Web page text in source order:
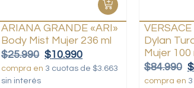
ARIANA GRANDE «ARI»
Body Mist Mujer 236 ml
$25.990 $10.990
compra en 3 cuotas de $3.663
sin interés
Dylan
Mujer 100
$84.990 $
compra en